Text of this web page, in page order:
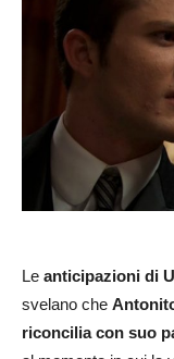
Le anticipazioni di
svelano che
riconcilia con suo